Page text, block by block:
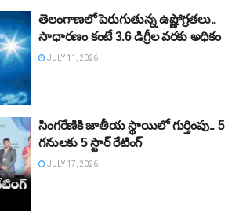
తెలంగాణలో పెరుగుతున్న ఉష్ణోగ్రతలు..
సాధారణం కంటే 3.6 డిగ్రీల వరకు అధికం
JULY 11, 2026
సింగరేణికి జాతీయ స్థాయిలో గుర్తింపు.. 5
గనులకు 5 స్టార్‌ రేటింగ్‌
JULY 17, 2026